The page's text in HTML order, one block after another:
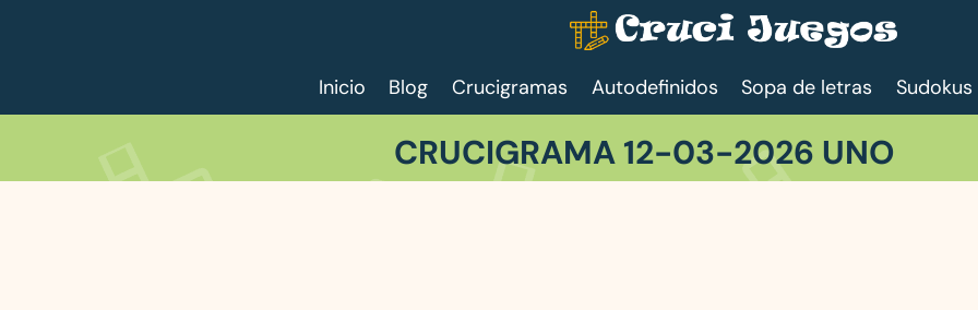
Inicio Blog Crucigramas Autodefinidos Sopa de letras Sudokus
CRUCIGRAMA 12-03-2026 UNO